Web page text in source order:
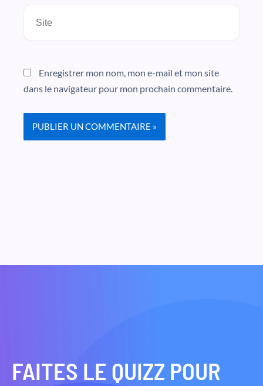
Enregistrer mon nom, mon e-mail et mon site
dans le navigateur pour mon prochain commentaire.
FAITES LE QUIZZ POUR